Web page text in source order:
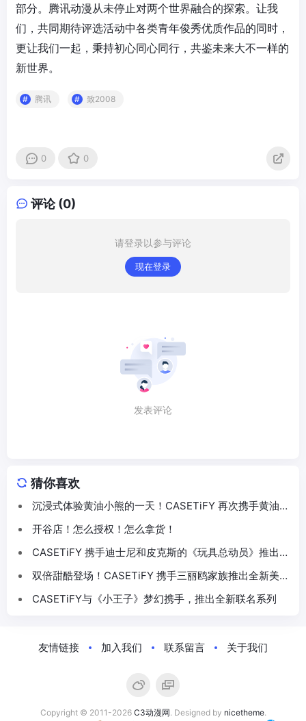
部分。腾讯动漫从未停止对两个世界融合的探索。让我
们，共同期待评选活动中各类青年俊秀优质作品的同时，
更让我们一起，秉持初心同心同行，共鉴未来大不一样的
新世界。
腾讯 致2008
0 0
评论 (0)
请登录以参与评论
现在登录
发表评论
猜你喜欢
沉浸式体验黄油小熊的一天！CASETiFY 再次携手黄油小
开谷店！怎么授权！怎么拿货！
CASETiFY 携手迪士尼和皮克斯的《玩具总动员》推出
双倍甜酷登场！CASETiFY 携手三丽鸥家族推出全新美乐
CASETiFY与《小王子》梦幻携手，推出全新联名系列
友情链接 加入我们 联系留言 关于我们
Copyright © 2011-2026 C3动漫网. Designed by nicetheme.